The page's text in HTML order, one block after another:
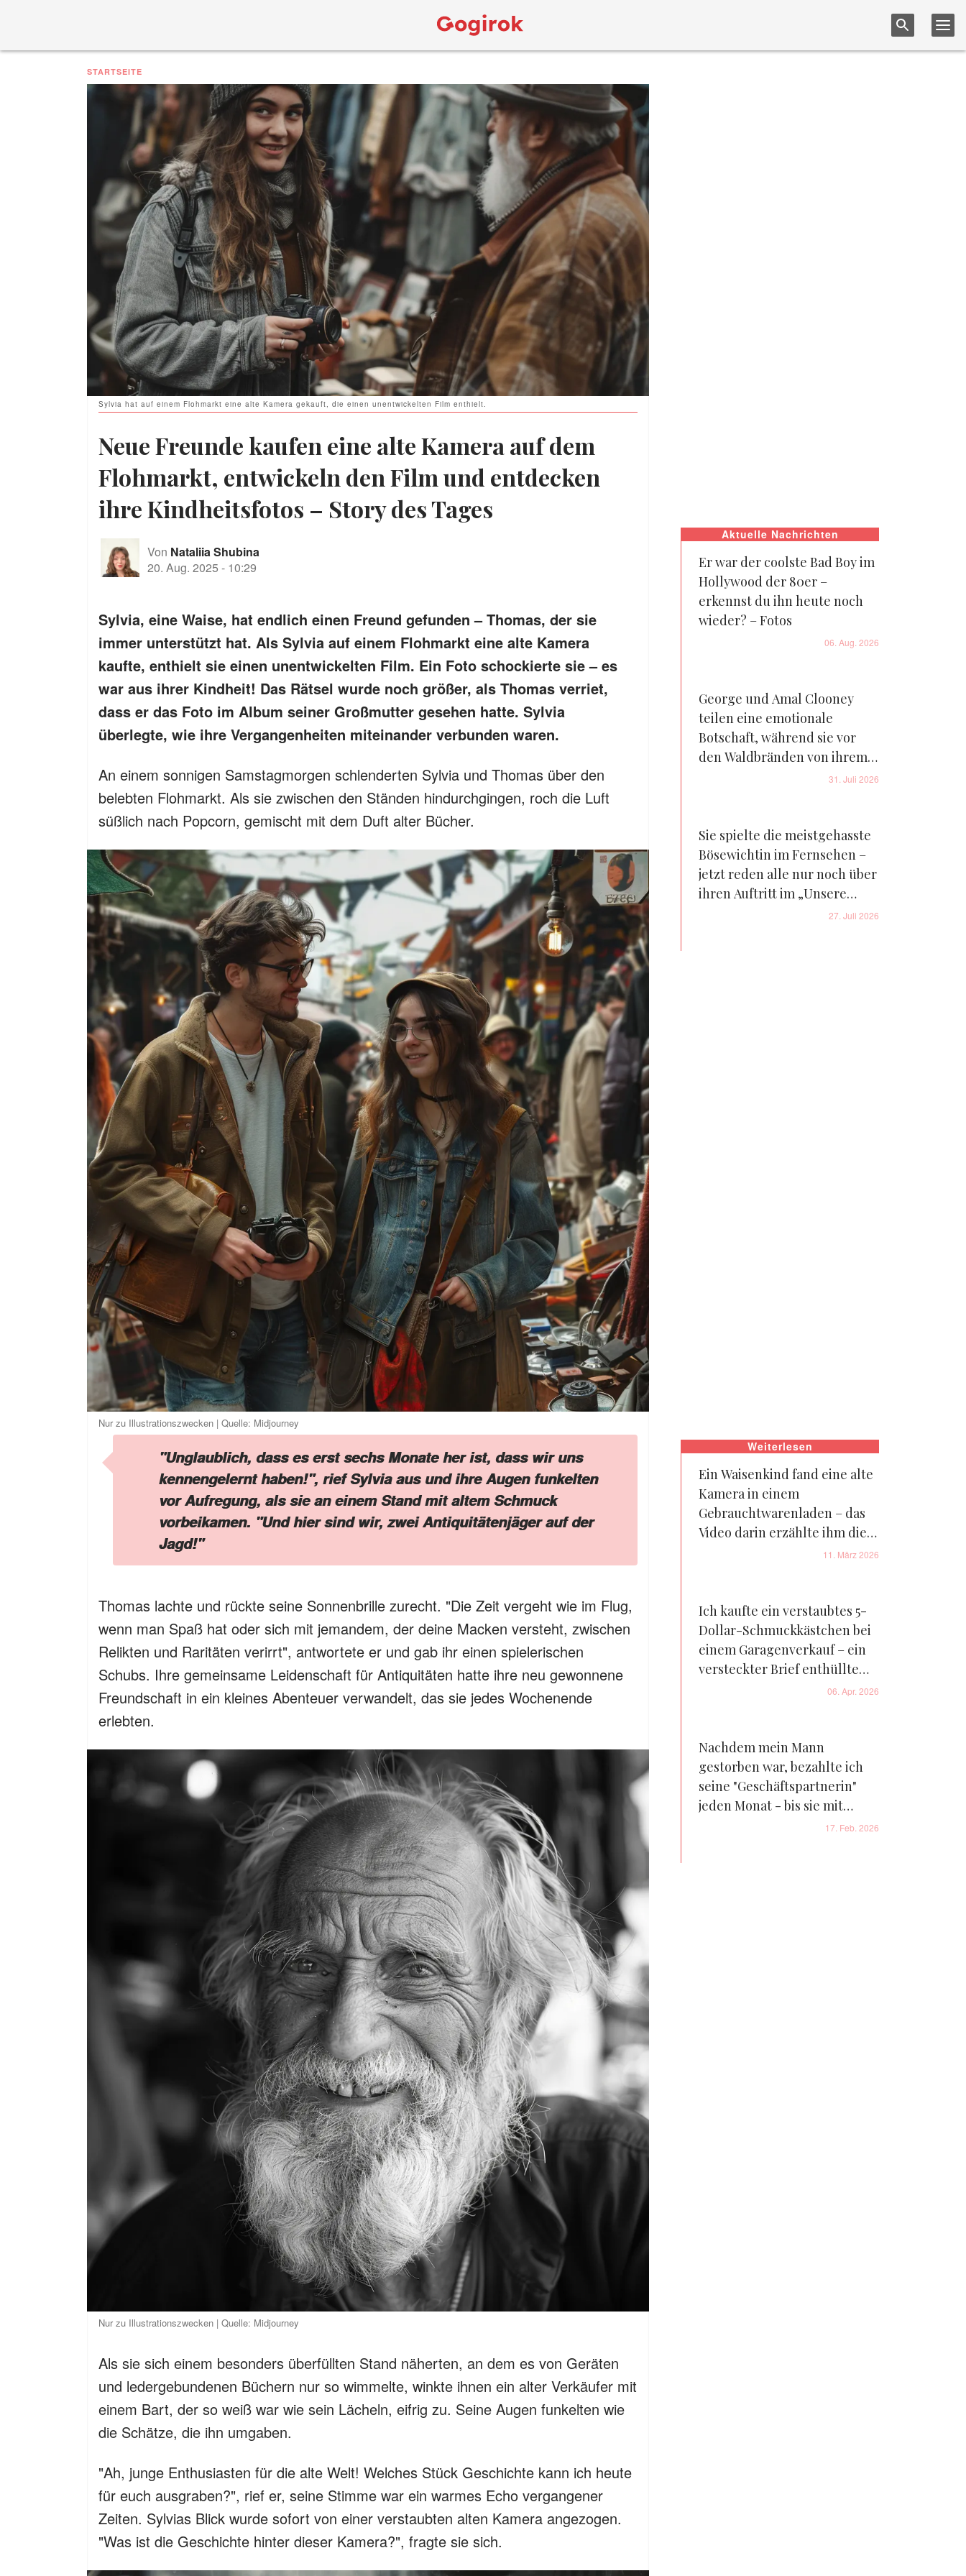
STARTSEITE
Sylvia hat auf einem Flohmarkt eine alte Kamera gekauft, die einen unentwickelten Film enthielt.
Neue Freunde kaufen eine alte Kamera auf dem
Flohmarkt, entwickeln den Film und entdecken
ihre Kindheitsfotos – Story des Tages
Von Nataliia Shubina
20. Aug. 2025 - 10:29
Sylvia, eine Waise, hat endlich einen Freund gefunden – Thomas, der sie
immer unterstützt hat. Als Sylvia auf einem Flohmarkt eine alte Kamera
kaufte, enthielt sie einen unentwickelten Film. Ein Foto schockierte sie – es
war aus ihrer Kindheit! Das Rätsel wurde noch größer, als Thomas verriet,
dass er das Foto im Album seiner Großmutter gesehen hatte. Sylvia
überlegte, wie ihre Vergangenheiten miteinander verbunden waren.
An einem sonnigen Samstagmorgen schlenderten Sylvia und Thomas über den
belebten Flohmarkt. Als sie zwischen den Ständen hindurchgingen, roch die Luft
süßlich nach Popcorn, gemischt mit dem Duft alter Bücher.
Nur zu Illustrationszwecken | Quelle: Midjourney
"Unglaublich, dass es erst sechs Monate her ist, dass wir uns
kennengelernt haben!", rief Sylvia aus und ihre Augen funkelten
vor Aufregung, als sie an einem Stand mit altem Schmuck
vorbeikamen. "Und hier sind wir, zwei Antiquitätenjäger auf der
Jagd!"
Thomas lachte und rückte seine Sonnenbrille zurecht. "Die Zeit vergeht wie im Flug,
wenn man Spaß hat oder sich mit jemandem, der deine Macken versteht, zwischen
Relikten und Raritäten verirrt", antwortete er und gab ihr einen spielerischen
Schubs. Ihre gemeinsame Leidenschaft für Antiquitäten hatte ihre neu gewonnene
Freundschaft in ein kleines Abenteuer verwandelt, das sie jedes Wochenende
erlebten.
Nur zu Illustrationszwecken | Quelle: Midjourney
Als sie sich einem besonders überfüllten Stand näherten, an dem es von Geräten
und ledergebundenen Büchern nur so wimmelte, winkte ihnen ein alter Verkäufer mit
einem Bart, der so weiß war wie sein Lächeln, eifrig zu. Seine Augen funkelten wie
die Schätze, die ihn umgaben.
"Ah, junge Enthusiasten für die alte Welt! Welches Stück Geschichte kann ich heute
für euch ausgraben?", rief er, seine Stimme war ein warmes Echo vergangener
Zeiten. Sylvias Blick wurde sofort von einer verstaubten alten Kamera angezogen.
"Was ist die Geschichte hinter dieser Kamera?", fragte sie sich.
Aktuelle Nachrichten
Er war der coolste Bad Boy im
Hollywood der 80er –
erkennst du ihn heute noch
wieder? – Fotos
06. Aug. 2026
George und Amal Clooney
teilen eine emotionale
Botschaft, während sie vor
den Waldbränden von ihrem
Bauernhof in Frankreich31. Juli 2026
Sie spielte die meistgehasste
Bösewichtin im Fernsehen –
jetzt reden alle nur noch über
ihren Auftritt im „Unsere
kleine Farm“-Reboot – Fotos
27. Juli 2026
Weiterlesen
Ein Waisenkind fand eine alte
Kamera in einem
Gebrauchtwarenladen – das
Video darin erzählte ihm die
Wahrheit über seine Familie
11. März 2026
Ich kaufte ein verstaubtes 5-
Dollar-Schmuckkästchen bei
einem Garagenverkauf – ein
versteckter Brief enthüllte
eine private Angelegenheit,
06. Apr. 2026
Nachdem mein Mann
gestorben war, bezahlte ich
seine "Geschäftspartnerin"
jeden Monat - bis sie mit
einem Kind vor meiner Tür
17. Feb. 2026